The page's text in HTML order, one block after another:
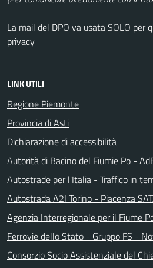
La mail del DPO va usata SOLO per
privacy
LINK UTILI
Regione Piemonte
Provincia di Asti
Dichiarazione di accessibilità
Autorità di Bacino del Fiumie Po -
Autostrade per l'Italia - Traffico in
Autostrada A2I Torino - Piacenza
Agenzia Interregionale per il Fiume
Ferrovie dello Stato - Gruppo FS -
Consorzio Socio Assistenziale del